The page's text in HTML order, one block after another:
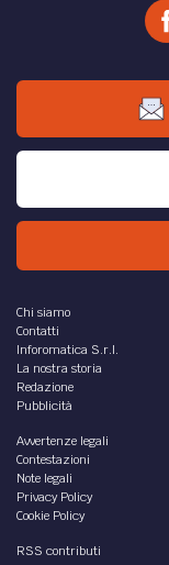
Chi siamo
Contatti
Inforomatica S.r.l.
La nostra storia
Redazione
Pubblicità
Avvertenze legali
Contestazioni
Note legali
Privacy Policy
Cookie Policy
RSS contributi